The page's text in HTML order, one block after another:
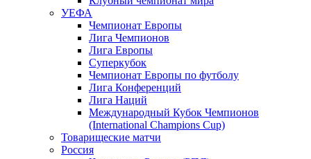
УЕФА
Чемпионат Европы
Лига Чемпионов
Лига Европы
Суперкубок
Чемпионат Европы по футболу
Лига Конференций
Лига Наций
Международный Кубок Чемпионов
(International Champions Cup)
Товарищеские матчи
Россия